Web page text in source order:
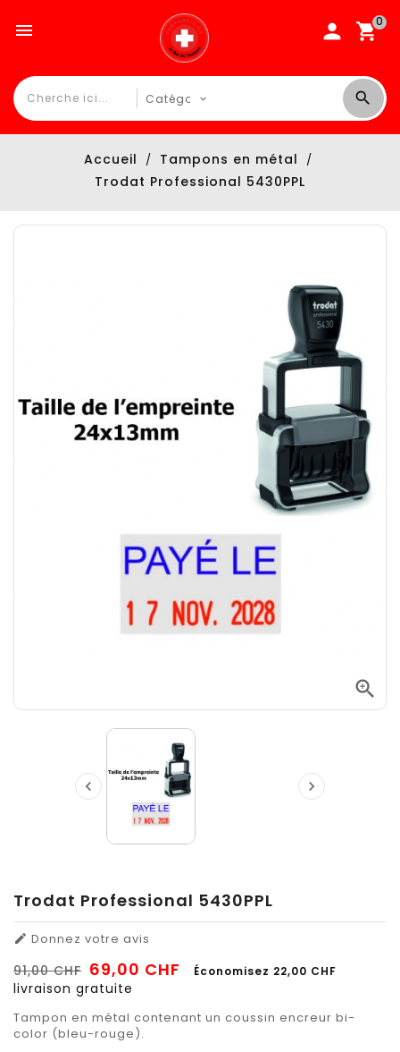
0

Accueil
Tampons en métal
Trodat Professional 5430PPL

 
Trodat Professional 5430PPL
 Donnez votre avis
91,00 CHF 69,00 CHF Économisez 22,00 CHF
livraison gratuite
Tampon en métal contenant un coussin encreur bi-
color (bleu-rouge).